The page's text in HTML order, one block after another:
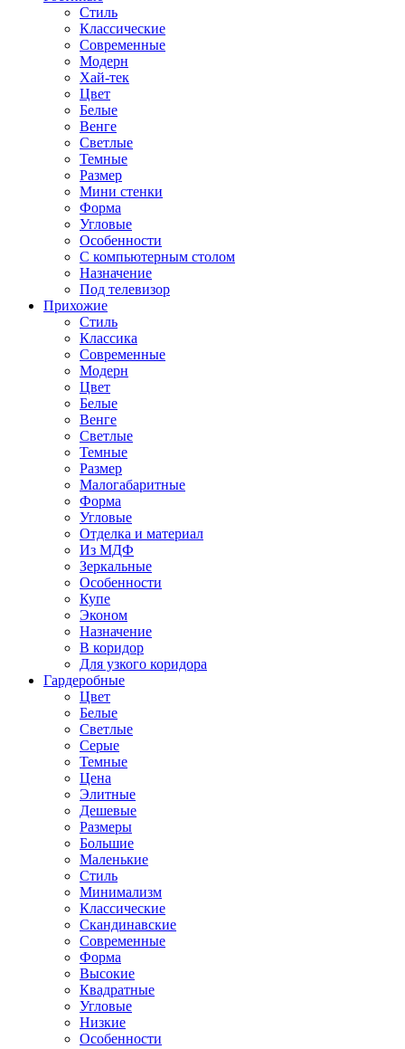
Стиль
Классические
Современные
Модерн
Хай-тек
Цвет
Белые
Венге
Светлые
Темные
Размер
Мини стенки
Форма
Угловые
Особенности
С компьютерным столом
Назначение
Под телевизор
Прихожие
Стиль
Классика
Современные
Модерн
Цвет
Белые
Венге
Светлые
Темные
Размер
Малогабаритные
Форма
Угловые
Отделка и материал
Из МДФ
Зеркальные
Особенности
Купе
Эконом
Назначение
В коридор
Для узкого коридора
Гардеробные
Цвет
Белые
Светлые
Серые
Темные
Цена
Элитные
Дешевые
Размеры
Большие
Маленькие
Стиль
Минимализм
Классические
Скандинавские
Современные
Форма
Высокие
Квадратные
Угловые
Низкие
Особенности